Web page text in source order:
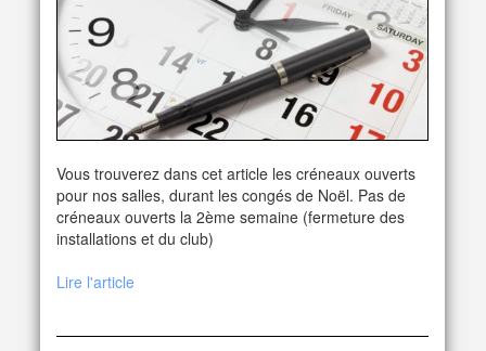
Vous trouverez dans cet article les créneaux ouverts
pour nos salles, durant les congés de Noël. Pas de
créneaux ouverts la 2ème semaine (fermeture des
installations et du club)
Lire l'article